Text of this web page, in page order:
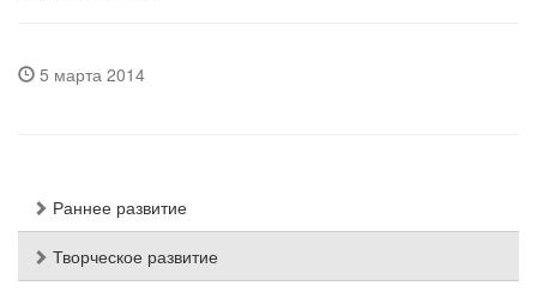
5 марта 2014
Раннее развитие
Творческое развитие